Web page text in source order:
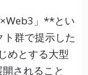
」**とい
群で提示した
めとする大型
されること